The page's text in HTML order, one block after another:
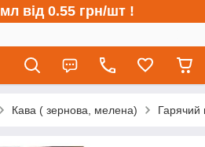
від 0.55 грн/шт !
Кава ( зернова, мелена) Гарячий